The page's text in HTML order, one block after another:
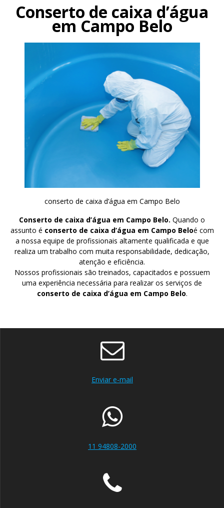
Conserto de caixa d’água
em Campo Belo
conserto de caixa d’água em Campo Belo
Conserto de caixa d’água em Campo Belo. Quando o
assunto é conserto de caixa d’água em Campo Beloé com
a nossa equipe de profissionais altamente qualificada e que
realiza um trabalho com muita responsabilidade, dedicação,
atenção e eficiência.
Nossos profissionais são treinados, capacitados e possuem
uma experiência necessária para realizar os serviços de
conserto de caixa d’água em Campo Belo.
Enviar e-mail
11 94808-2000